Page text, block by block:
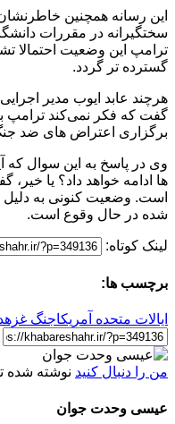
این رسانه همچنین
سختگیرانه در مقررات
ترامپ این وضعیت احتمالا
گسترده تر گردد.
هرچند عابد ایوب مدیر
گفت که فکر نمی‌کند ترامپ
برگزاری اعتراض های ضد
وی در پاسخ به این سوال که
ها ادامه خواهد داد؟ یا
است. وضعیت کنونی به
شده در حال وقوع است.
لینک کوتاه:
برچسب ها:
ایالات متحده آمریکاجنگ غزه
من را دنبال کنید نوشته شده
عیسی وحدت جوان